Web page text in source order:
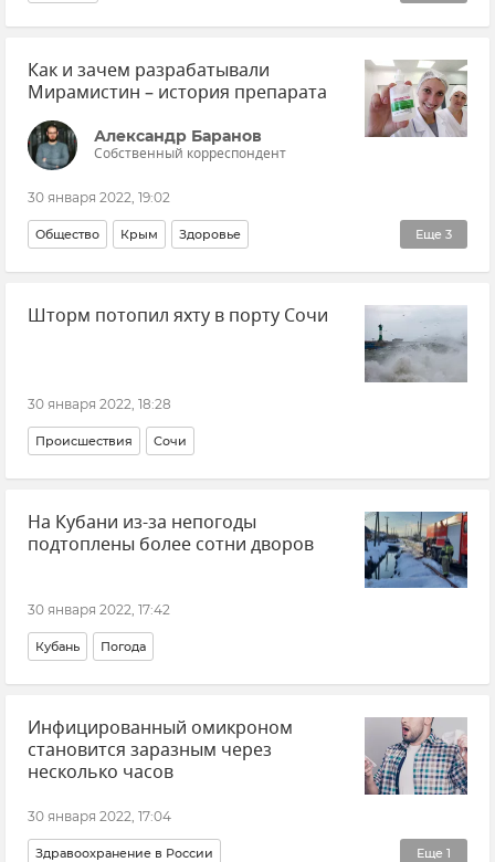
Ситуация в Донбассе: новости и комментарии
Как и зачем разрабатывали
Мирамистин – история препарата
Александр Баранов
Собственный корреспондент
30 января 2022, 19:02
Еще 3
Общество Крым Здоровье
Эксклюзивы РИА Новости Крым
Наука и технологии
Шторм потопил яхту в порту Сочи
30 января 2022, 18:28
Происшествия Сочи
На Кубани из-за непогоды
подтоплены более сотни дворов
30 января 2022, 17:42
Кубань Погода
Инфицированный омикроном
становится заразным через
несколько часов
30 января 2022, 17:04
Еще 1
Здравоохранение в России